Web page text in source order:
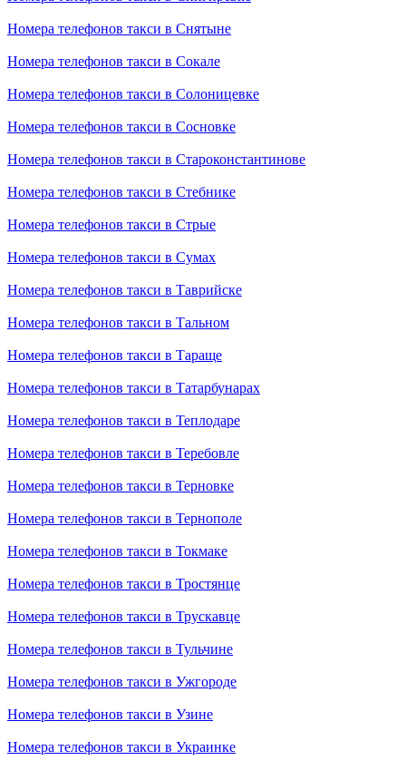
Номера телефонов такси в Снятыне
Номера телефонов такси в Сокале
Номера телефонов такси в Солоницевке
Номера телефонов такси в Сосновке
Номера телефонов такси в Староконстантинове
Номера телефонов такси в Стебнике
Номера телефонов такси в Стрые
Номера телефонов такси в Сумах
Номера телефонов такси в Таврийске
Номера телефонов такси в Тальном
Номера телефонов такси в Тараще
Номера телефонов такси в Татарбунарах
Номера телефонов такси в Теплодаре
Номера телефонов такси в Теребовле
Номера телефонов такси в Терновке
Номера телефонов такси в Тернополе
Номера телефонов такси в Токмаке
Номера телефонов такси в Тростянце
Номера телефонов такси в Трускавце
Номера телефонов такси в Тульчине
Номера телефонов такси в Ужгороде
Номера телефонов такси в Узине
Номера телефонов такси в Украинке